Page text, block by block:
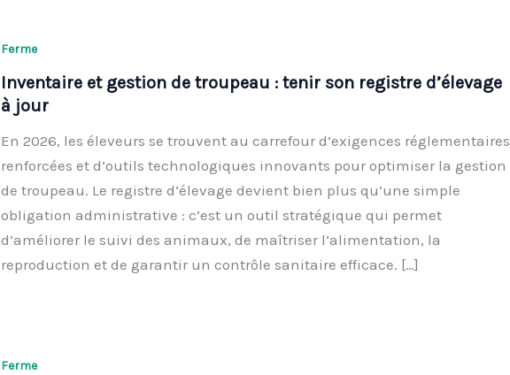
Ferme
Inventaire et gestion de troupeau : tenir son registre d’élevage
à jour
En 2026, les éleveurs se trouvent au carrefour d’exigences réglementaires
renforcées et d’outils technologiques innovants pour optimiser la gestion
de troupeau. Le registre d’élevage devient bien plus qu’une simple
obligation administrative : c’est un outil stratégique qui permet
d’améliorer le suivi des animaux, de maîtriser l’alimentation, la
reproduction et de garantir un contrôle sanitaire efficace. […]
Ferme